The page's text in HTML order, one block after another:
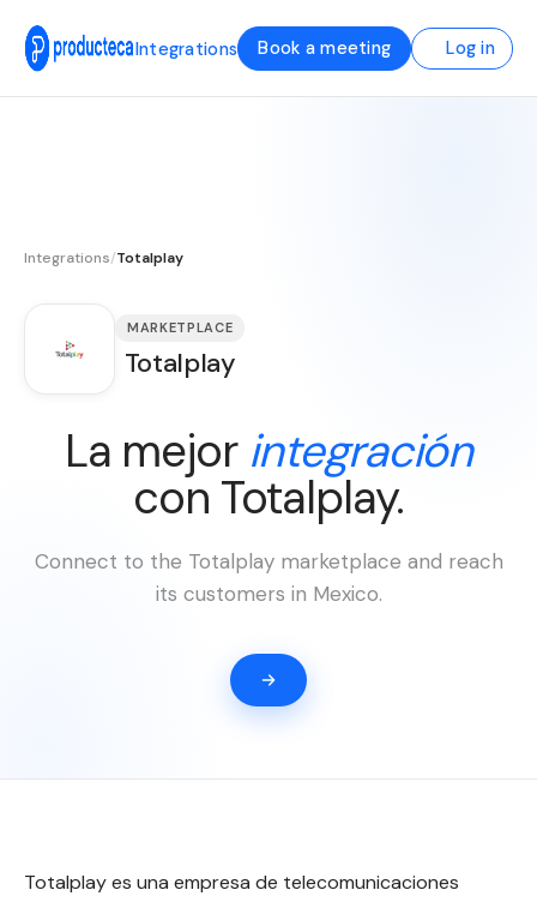
Integrations Book a meeting Log in
Integrations/Totalplay
MARKETPLACE
Totalplay
La mejor integración
con Totalplay.
Connect to the Totalplay marketplace and reach
its customers in Mexico.
Totalplay es una empresa de telecomunicaciones